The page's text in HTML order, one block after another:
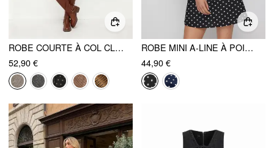
ROBE COURTE À COL CLAUDINE ET MOTIF PIED-DE-POULE
52,90 €
ROBE MINI A-LINE À POIS, COL BATEAU, MANCHES À VOLANTS ET NŒUD
44,90 €